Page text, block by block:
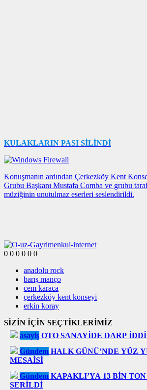
KULAKLARIN PASI SİLİNDİ
Konuşmanın ardından Çerkezköy Kent
Grubu Başkanı Mustafa Comba ve grubu
müziğinin unutulmaz eserleri seslendirildi.
0 0 0 0 0 0
anadolu rock
barış manço
cem karaca
çerkezköy kent konseyi
erkin koray
SİZİN İÇİN SEÇTİKLERİMİZ
asayiş OTO SANAYİDE DARP
Gündem HALK GÜNÜ’NDE YÜZ
MESAİSİ
Gündem KAPAKLI’YA 13 BİN
SERİLDİ